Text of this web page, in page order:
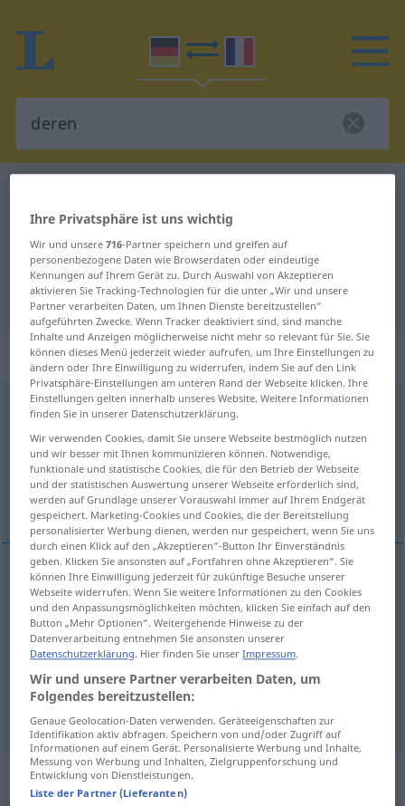
Deutsch-Französisch Übersetzung
für "deren"
"deren" Französisch Übersetzung
„deren“: Possessivpronomen
deren [ˈdeːrən]poss pr
Übersicht aller Übersetzungen
(Für mehr Details die Übersetzung anklicken/antippen)
son sa ses leur leurs
sonbzw.sabzw.ses deren < SGF>
leurbzw.leurs deren < PLM,F , N>
„deren“: Demonstrativpronomen
Ihre Privatsphäre ist uns wichtig
Wir und unsere716-Partner speichern und greifen auf
personenbezogene Daten wie Browserdaten oder eindeutige
Kennungen auf Ihrem Gerät zu. Durch Auswahl von Akzeptieren
aktivieren Sie Tracking-Technologien für die unter „Wir und unsere
Partner verarbeiten Daten, um Ihnen Dienste bereitzustellen“
aufgeführten Zwecke. Wenn Tracker deaktiviert sind, sind manche
Inhalte und Anzeigen möglicherweise nicht mehr so relevant für Sie. Sie
können dieses Menü jederzeit wieder aufrufen, um Ihre Einstellungen zu
ändern oder Ihre Einwilligung zu widerrufen, indem Sie auf den Link
Privatsphäre-Einstellungen am unteren Rand der Webseite klicken. Ihre
Einstellungen gelten innerhalb unseres Website. Weitere Informationen
finden Sie in unserer Datenschutzerklärung.
Wir verwenden Cookies, damit Sie unsere Webseite bestmöglich nutzen
und wir besser mit Ihnen kommunizieren können. Notwendige,
funktionale und statistische Cookies, die für den Betrieb der Webseite
und der statistischen Auswertung unserer Webseite erforderlich sind,
werden auf Grundlage unserer Vorauswahl immer auf Ihrem Endgerät
gespeichert. Marketing-Cookies und Cookies, die der Bereitstellung
personalisierter Werbung dienen, werden nur gespeichert, wenn Sie uns
durch einen Klick auf den „Akzeptieren“-Button Ihr Einverständnis
geben. Klicken Sie ansonsten auf „Fortfahren ohne Akzeptieren“. Sie
können Ihre Einwilligung jederzeit für zukünftige Besuche unserer
Webseite widerrufen. Wenn Sie weitere Informationen zu den Cookies
und den Anpassungsmöglichkeiten möchten, klicken Sie einfach auf den
Button „Mehr Optionen“. Weitergehende Hinweise zu der
Datenverarbeitung entnehmen Sie ansonsten unserer
Datenschutzerklärung. Hier finden Sie unserImpressum.
Wir und unsere Partner verarbeiten Daten, um
Folgendes bereitzustellen:
Genaue Geolocation-Daten verwenden. Geräteeigenschaften zur
Identifikation aktiv abfragen. Speichern von und/oder Zugriff auf
Informationen auf einem Gerät. Personalisierte Werbung und Inhalte,
Messung von Werbung und Inhalten, Zielgruppenforschung und
Entwicklung von Dienstleistungen.
Liste der Partner (Lieferanten)